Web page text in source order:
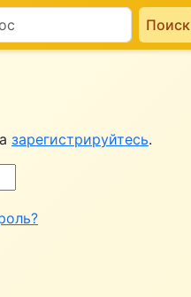
Поиск
зарегистрируйтесь.